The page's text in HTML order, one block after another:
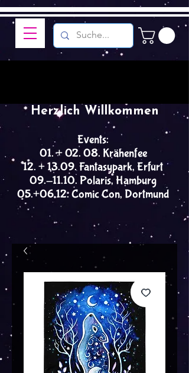
Events:
01. + 02. 08. Krähenfee
12. + 13.09. Fantasypark, Erfurt
09.-11.10. Polaris, Hamburg
05.+06.12. Comic Con, Dortmund
Herzlich Willkommen